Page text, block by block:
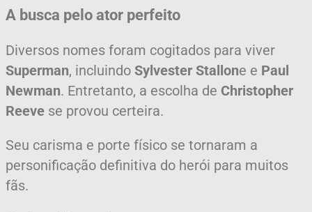
A busca pelo ator perfeito
Diversos nomes foram cogitados para viver
Superman, incluindo Sylvester Stallone e Paul
Newman. Entretanto, a escolha de Christopher
Reeve se provou certeira.
Seu carisma e porte físico se tornaram a
personificação definitiva do herói para muitos
fãs.